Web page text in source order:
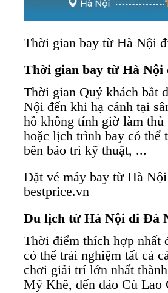
Thời gian bay từ Hà Nội
Thời gian bay từ Hà Nội
Thời gian Quý khách bắt
Nội đến khi hạ cánh tại
hồ không tính giờ làm
hoặc lịch trình bay có thể
bên bảo trì kỹ thuật, ...
Đặt vé máy bay từ Hà
bestprice.vn
Du lịch từ Hà Nội đi Đà
Thời điểm thích hợp nhất
có thể trải nghiệm tất cả
chơi giải trí lớn nhất
Mỹ Khê, đến đảo Cù